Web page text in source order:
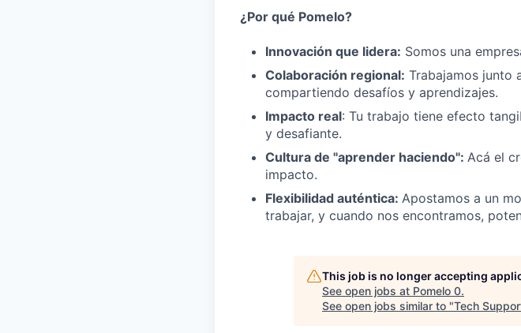
¿Por qué Pomelo?
Innovación que lidera: Somos una
Colaboración regional: Trabajamos junto
compartiendo desafíos y aprendizajes.
Impacto real: Tu trabajo tiene efecto
y desafiante.
Cultura de "aprender haciendo": Acá el
impacto.
Flexibilidad auténtica: Apostamos a un
trabajar, y cuando nos encontramos,
This job is no longer accepting
See open jobs at Pomelo 0.
See open jobs similar to "Tech